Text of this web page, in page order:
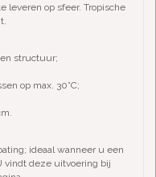
leveren op sfeer. Tropische
structuur;
op max. 30°C;
ideaal wanneer u een
vindt deze uitvoering bij